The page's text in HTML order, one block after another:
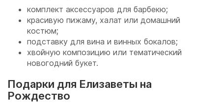
комплект аксессуаров для барбекю;
красивую пижаму, халат или домашний
костюм;
подставку для вина и винных бокалов;
хвойную композицию или тематический
новогодний букет.
Подарки для Елизаветы на
Рождество